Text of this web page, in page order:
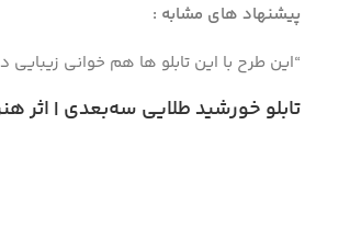
پیشنهاد های مشابه :
“این طرح با این تابلو ها هم خوانی زیبایی
تابلو خورشید طلایی سه‌بعدی |